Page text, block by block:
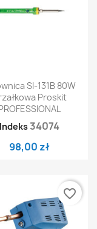
SI-131B 80W
Proskit
Indeks 34074
98,00 zł
favorite_border